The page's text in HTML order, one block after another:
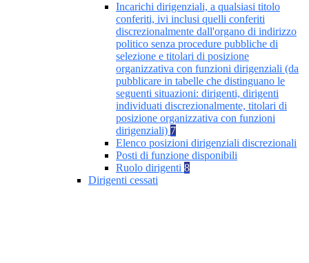
Incarichi dirigenziali, a qualsiasi titolo
conferiti, ivi inclusi quelli conferiti
discrezionalmente dall'organo di indirizzo
politico senza procedure pubbliche di
selezione e titolari di posizione
organizzativa con funzioni dirigenziali (da
pubblicare in tabelle che distinguano le
seguenti situazioni: dirigenti, dirigenti
individuati discrezionalmente, titolari di
posizione organizzativa con funzioni
dirigenziali) 7
Elenco posizioni dirigenziali discrezionali
Posti di funzione disponibili
Ruolo dirigenti 8
Dirigenti cessati